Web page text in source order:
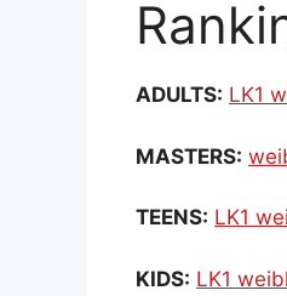
ADULTS: LK1
MASTERS:
TEENS: LK1
KIDS: LK1